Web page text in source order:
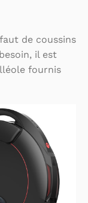
de coussins
il est
fournis